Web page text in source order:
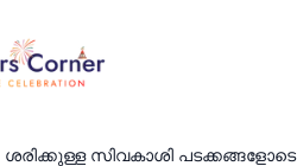
ശരിക്കുള്ള സിവകാശി പടക്കങ്ങളോടെ